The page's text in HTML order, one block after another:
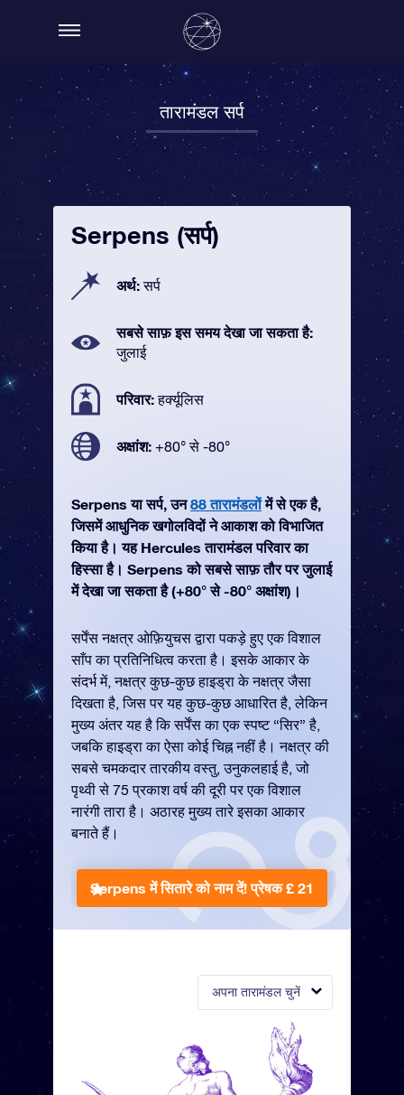
तारामंडल सर्प
अपना तारामंडल चुनें
Serpens (सर्प)
अर्थ:सर्प
सबसे साफ़ इस समय देखा जा सकता है:
जुलाई
परिवार:हर्क्यूलिस
अक्षांश: +80° से -80°
Serpens या सर्प, उन88 तारामंडलोंमें से एक है,
जिसमें आधुनिक खगोलविदों ने आकाश को विभाजित
किया है। यह Hercules तारामंडल परिवार का
हिस्सा है। Serpens को सबसे साफ़ तौर पर जुलाई
में देखा जा सकता है (+80° से -80° अक्षांश)।
सर्पेंस नक्षत्र ओफ़ियुचस द्वारा पकड़े हुए एक विशाल
साँप का प्रतिनिधित्व करता है। इसके आकार के
संदर्भ में, नक्षत्र कुछ-कुछ हाइड्रा के नक्षत्र जैसा
दिखता है, जिस पर यह कुछ-कुछ आधारित है, लेकिन
मुख्य अंतर यह है कि सर्पेंस का एक स्पष्ट “सिर” है,
जबकि हाइड्रा का ऐसा कोई चिह्न नहीं है। नक्षत्र की
सबसे चमकदार तारकीय वस्तु, उनुकलहाई है, जो
पृथ्वी से 75 प्रकाश वर्ष की दूरी पर एक विशाल
नारंगी तारा है। अठारह मुख्य तारे इसका आकार
बनाते हैं।
Serpens में सितारे को नाम दें!प्रेषक £ 21